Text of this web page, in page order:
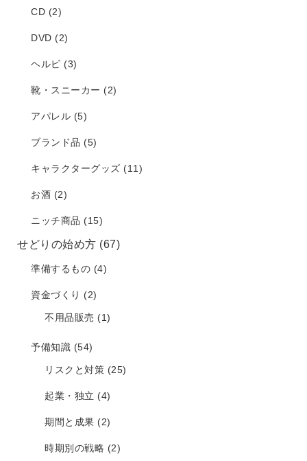
CD (2)
DVD (2)
ヘルビ (3)
靴・スニーカー (2)
アパレル (5)
ブランド品 (5)
キャラクターグッズ (11)
お酒 (2)
ニッチ商品 (15)
せどりの始め方 (67)
準備するもの (4)
資金づくり (2)
不用品販売 (1)
予備知識 (54)
リスクと対策 (25)
起業・独立 (4)
期間と成果 (2)
時期別の戦略 (2)